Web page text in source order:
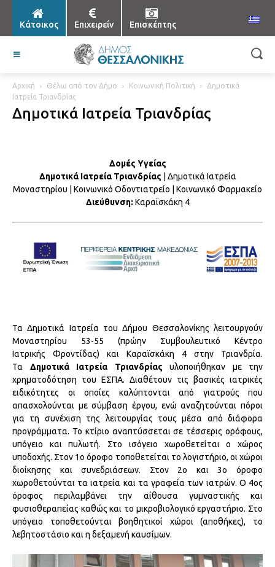
Κάτοικος Επιχειρείν Επισκέπτης
Αρχική Θέλω από τον Δήμο Κοινωνική Πολιτική
Δημοτικά
Ιατρεία Τριανδρίας
Δημοτικά Ιατρεία Τριανδρίας
Δομές Υγείας
Δημοτικά Ιατρεία Τριανδρίας | Δημοτικά Ιατρεία
Μοναστηρίου | Κοινωνικό Οδοντιατρείο | Κοινωνικό Φαρμακείο
Διεύθυνση: Καραϊσκάκη 4
Τα Δημοτικά Ιατρεία του Δήμου Θεσσαλονίκης λειτουργούν
Μοναστηρίου 53-55 (πρώην Συµβουλευτικό Κέντρο
Ιατρικής Φροντίδας) και Καραϊσκάκη 4 στην Τριανδρία.
Τα Δημοτικά Ιατρεία Τριανδρίας υλοποιήθηκαν με την
χρηματοδότηση του ΕΣΠΑ. Διαθέτουν τις βασικές ιατρικές
ειδικότητες οι οποίες καλύπτονται από γιατρούς που
απασχολούνται με σύμβαση έργου, ενώ αναζητούνται πόροι
για τη συνέχιση της λειτουργίας τους μέσα από διάφορα
προγράμματα. Το κτίριο αναπτύσσεται σε τέσσερις ορόφους,
υπόγειο και πυλωτή. Στο ισόγειο χωροθετείται ο χώρος
υποδοχής. Στον 1ο όροφο τοποθετείται το λογιστήριο, οι χώροι
διοίκησης και συνεδριάσεων. Στον 2ο και 3ο όροφο
χωροθετούνται τα ιατρεία και τα γραφεία των ιατρών. Ο 4ος
όροφος περιλαμβάνει την αίθουσα γυμναστικής και
φυσιοθεραπείας καθώς και το μικροβιολογικό εργαστήριο. Στο
υπόγειο τοποθετούνται βοηθητικοί χώροι (αποθήκες), το
λεβητοστάσιο και η δεξαμενή καυσίμων.